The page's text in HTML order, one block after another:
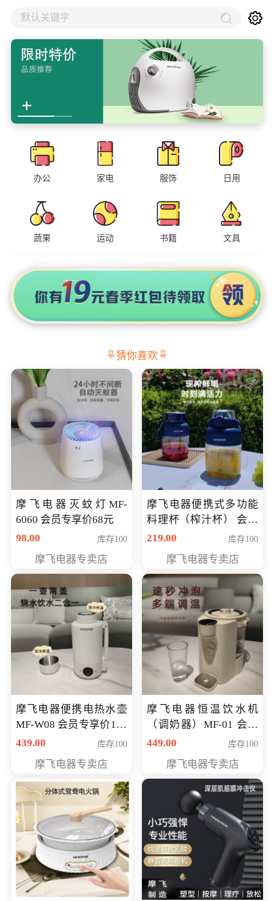
默认关键字
办公 家电 服饰 日用
蔬果 运动 书籍 文具
猜你喜欢
摩飞电器灭蚊灯MF-
6060 会员专享价68元
98.00
库存100
摩飞电器专卖店
摩飞电器便携式多功能
料理杯（榨汁杯） 会员
专享价118元
219.00 库存100
摩飞电器专卖店
摩飞电器便携电热水壶
MF-W08 会员专享价198
元
439.00 库存100
摩飞电器专卖店
摩飞电器恒温饮水机
（调奶器）MF-01 会员
专享价366元
449.00 库存100
摩飞电器专卖店